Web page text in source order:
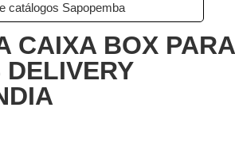
catálogos Sapopemba
CAIXA BOX PARA